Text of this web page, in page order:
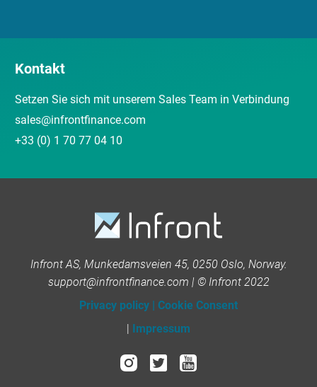
Kontakt
Setzen Sie sich mit unserem Sales Team in Verbindung
sales@infrontfinance.com
+33 (0) 1 70 77 04 10
Infront AS, Munkedamsveien 45, 0250 Oslo, Norway.
support@infrontfinance.com | © Infront 2022
Privacy policy | Cookie Consent
| Impressum